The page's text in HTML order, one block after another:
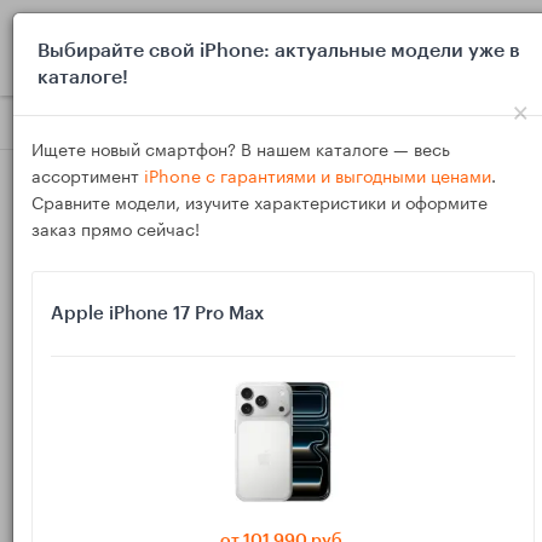
Блог Инструкции Apple Watch не подключаются к
18
Apple Watch не подключаются к iPhone:
чек‑лист перед сбросом и сервисом
Выбирайте свой iPhone: актуальные модели уже в
каталоге!
×
Ищете новый смартфон? В нашем каталоге — весь
ассортимент iPhone с гарантиями и выгодными ценами.
Сравните модели, изучите характеристики и оформите
заказ прямо сейчас!
Apple iPhone 17 Pro Max